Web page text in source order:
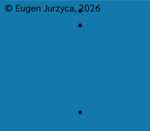
© Eugen Jurzyca, 2026